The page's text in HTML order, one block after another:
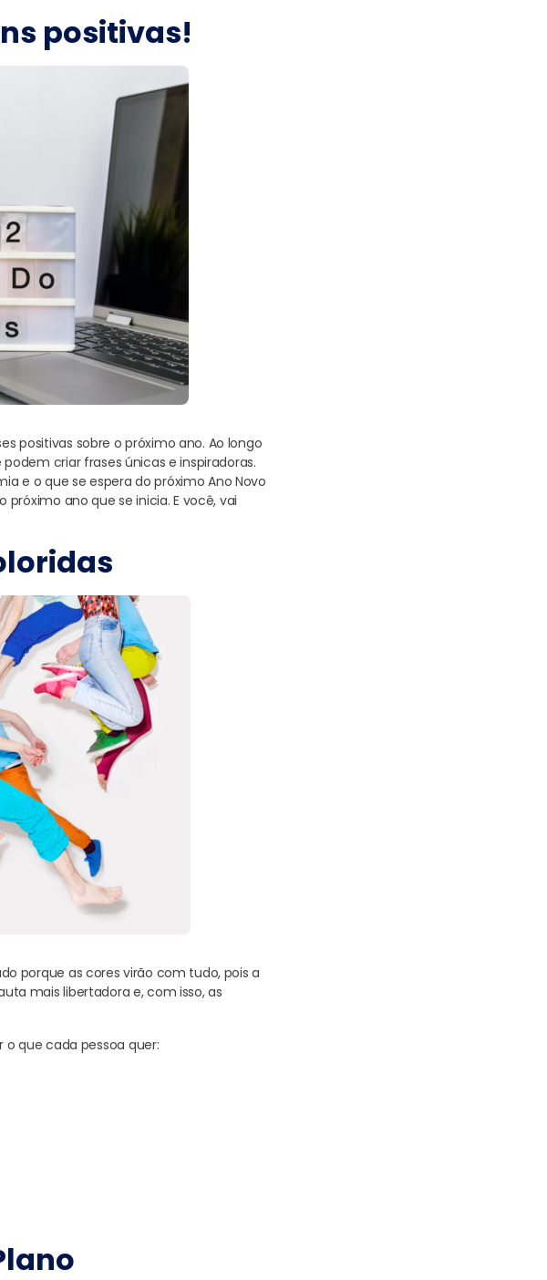
positivas!
positivas sobre o próximo ano. Ao longo
criar frases únicas e inspiradoras.
e o que se espera do próximo Ano Novo
ano que se inicia. E você, vai
porque as cores virão com tudo, pois a
mais libertadora e, com isso, as
que cada pessoa quer: